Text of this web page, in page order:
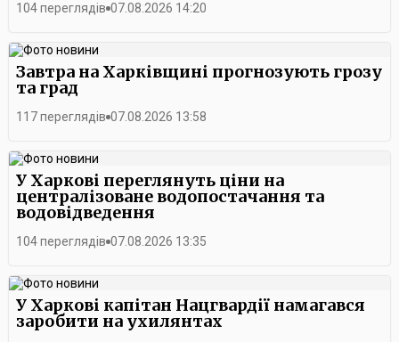
104 переглядів 07.08.2026 14:20
Завтра на Харківщині прогнозують грозу
та град
117 переглядів 07.08.2026 13:58
У Харкові переглянуть ціни на
централізоване водопостачання та
водовідведення
104 переглядів 07.08.2026 13:35
У Харкові капітан Нацгвардії намагався
заробити на ухилянтах